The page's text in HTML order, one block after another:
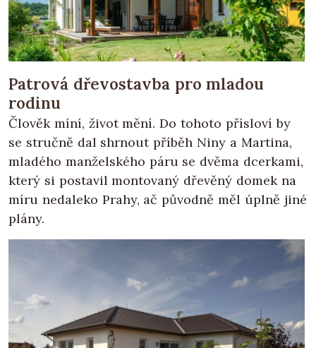
Patrová dřevostavba pro mladou
rodinu
Člověk míní, život mění. Do tohoto přísloví by
se stručně dal shrnout příběh Niny a Martina,
mladého manželského páru se dvěma dcerkami,
který si postavil montovaný dřevěný domek na
míru nedaleko Prahy, ač původně měl úplně jiné
plány.